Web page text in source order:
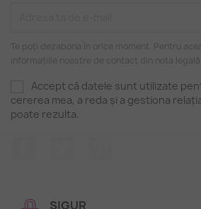
Te poți dezabona în orice moment. Pentru
informațiile noastre de contact din nota legală.
Accept că datele sunt utilizate
cererea mea, a reda și a gestiona
poate rezulta.
SIGUR